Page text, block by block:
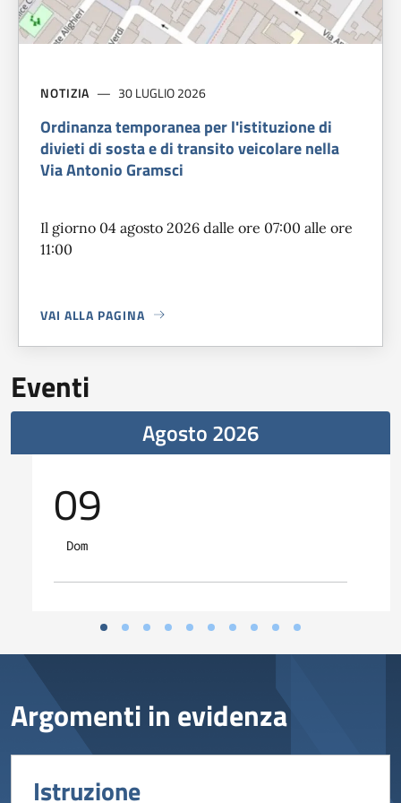
NOTIZIA 30 LUGLIO 2026
Ordinanza temporanea per l'istituzione di
divieti di sosta e di transito veicolare nella
Via Antonio Gramsci
Il giorno 04 agosto 2026 dalle ore 07:00 alle ore
11:00
VAI ALLA PAGINA
A PROPOSITO DIORDINANZA TEMPORANEA PER
Eventi
Agosto 2026
09
Dom
Argomenti in evidenza
Istruzione